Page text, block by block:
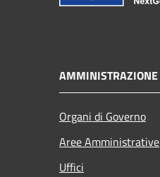
AMMINISTRAZIONE
Organi di Governo
Aree Amministrative
Uffici